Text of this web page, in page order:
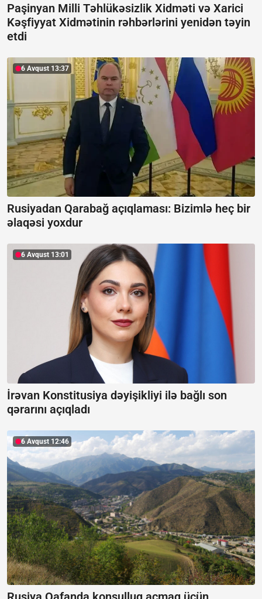
Paşinyan Milli Təhlükəsizlik Xidməti və Xarici
Kəşfiyyat Xidmətinin rəhbərlərini yenidən təyin
etdi
6 Avqust 13:37
Rusiyadan Qarabağ açıqlaması: Bizimlə heç bir
əlaqəsi yoxdur
6 Avqust 13:01
İrəvan Konstitusiya dəyişikliyi ilə bağlı son
qərarını açıqladı
6 Avqust 12:46